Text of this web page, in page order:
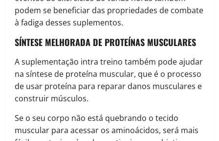
podem se beneficiar das propriedades de combate
à fadiga desses suplementos.
SÍNTESE MELHORADA DE PROTEÍNAS MUSCULARES
A suplementação intra treino também pode ajudar
na síntese de proteína muscular, que é o processo
de usar proteína para reparar danos musculares e
construir músculos.
Se o seu corpo não está quebrando o tecido
muscular para acessar os aminoácidos, será mais